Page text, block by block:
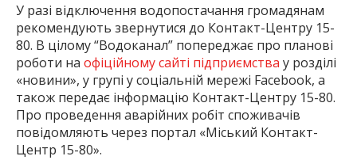
У разі відключення водопостачання громадянам
рекомендують звернутися до Контакт-Центру 15-
80. В цілому “Водоканал” попереджає про планові
роботи на офіційному сайті підприємства у розділі
«новини», у групі у соціальній мережі Facebook, а
також передає інформацію Контакт-Центру 15-80.
Про проведення аварійних робіт споживачів
повідомляють через портал «Міський Контакт-
Центр 15-80».